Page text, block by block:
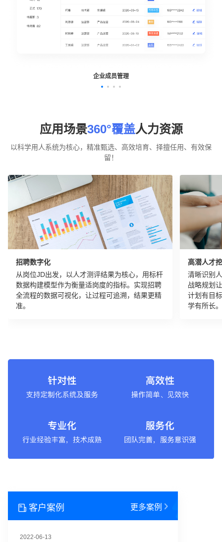
企业成员管理
应用场景360°覆盖人力资源
以科学用人系统为核心，精准甄选、高效培育、择擅任用、有效保
留！
招聘数字化
从岗位JD出发，以人才测评结果为核心，用标杆
数据构建模型作为衡量适岗度的指标。实现招聘
全流程的数据可视化，让过程可追溯，结果更精
准。
高潜人才
清晰识别
战略规划
计划有目
学有所长。
客户案例 更多案例
2022-06-13